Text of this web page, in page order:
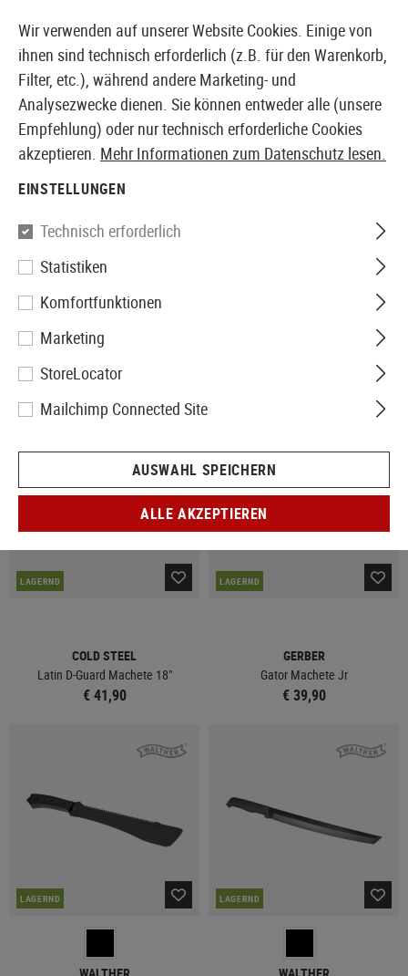
EUROPÄISCHER AIRSOFT SHOP & GROßHÄNDLER
MACHETEN
11 Produkte
LAGERND
COLD STEEL
Latin D-Guard Machete 18"
€ 41,90
LAGERND
GERBER
Gator Machete Jr
€ 39,90
LAGERND LAGERND
Wir verwenden auf unserer Website Cookies. Einige von
ihnen sind technisch erforderlich (z.B. für den Warenkorb,
Filter, etc.), während andere Marketing- und
Analysezwecke dienen. Sie können entweder alle (unsere
Empfehlung) oder nur technisch erforderliche Cookies
akzeptieren. Mehr Informationen zum Datenschutz lesen.
EINSTELLUNGEN
Technisch erforderlich
Statistiken
Komfortfunktionen
Marketing
StoreLocator
Mailchimp Connected Site
AUSWAHL SPEICHERN
ALLE AKZEPTIEREN